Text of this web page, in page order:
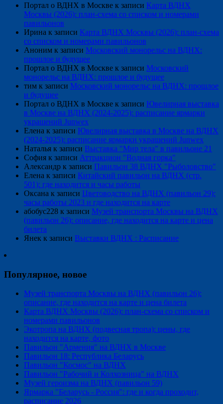
Портал о ВДНХ в Москве к записи Карта ВДНХ
Москвы (2026): план-схема со списком и номерами
павильонов
Ирина к записи Карта ВДНХ Москвы (2026): план-схема
со списком и номерами павильонов
Аноним к записи Московский монорельс на ВДНХ:
прошлое и будущее
Портал о ВДНХ в Москве к записи Московский
монорельс на ВДНХ: прошлое и будущее
тим к записи Московский монорельс на ВДНХ: прошлое
и будущее
Портал о ВДНХ в Москве к записи Ювелирная выставка
в Москве на ВДНХ (2024-2025): расписание ярмарки
украшений Junwex
Елена к записи Ювелирная выставка в Москве на ВДНХ
(2024-2025): расписание ярмарки украшений Junwex
Наталья к записи Выставка "Мир тела" в павильоне 21
София к записи Аттракцион "Водная горка"
Александр к записи Павильон 38 ВДНХ "Рыболовство"
Елена к записи Китайский павильон на ВДНХ (стр.
501): где находится и часы работы
Оксана к записи Цветоводство на ВДНХ (павильон 29):
часы работы 2023 и где находится на карте
абобус228 к записи Музей транспорта Москвы на ВДНХ
(павильон 26): описание, где находится на карте и цена
билета
Янек к записи Выставки ВДНХ : Расписание
Популярное, новое
Музей транспорта Москвы на ВДНХ (павильон 26):
описание, где находится на карте и цена билета
Карта ВДНХ Москвы (2026): план-схема со списком и
номерами павильонов
Экотропа на ВДНХ (подвесная тропа): цены, где
находится на карте, фото
Павильон "Армения" на ВДНХ в Москве
Павильон 18: Республика Беларусь
Павильон "Космос" на ВДНХ
Павильон "Рабочий и Колхозница" на ВДНХ
Музей героизма на ВДНХ (павильон 59)
Ярмарка "Беларусь - Россия": где и когда проходит,
расписание 2026